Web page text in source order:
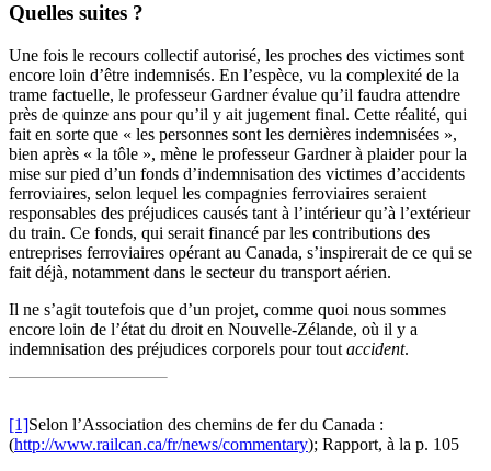
Quelles suites ?
Une fois le recours collectif autorisé, les proches des victimes sont
encore loin d’être indemnisés. En l’espèce, vu la complexité de la
trame factuelle, le professeur Gardner évalue qu’il faudra attendre
près de quinze ans pour qu’il y ait jugement final. Cette réalité, qui
fait en sorte que « les personnes sont les dernières indemnisées »,
bien après « la tôle », mène le professeur Gardner à plaider pour la
mise sur pied d’un fonds d’indemnisation des victimes d’accidents
ferroviaires, selon lequel les compagnies ferroviaires seraient
responsables des préjudices causés tant à l’intérieur qu’à l’extérieur
du train. Ce fonds, qui serait financé par les contributions des
entreprises ferroviaires opérant au Canada, s’inspirerait de ce qui se
fait déjà, notamment dans le secteur du transport aérien.
Il ne s’agit toutefois que d’un projet, comme quoi nous sommes
encore loin de l’état du droit en Nouvelle-Zélande, où il y a
indemnisation des préjudices corporels pour tout accident.
[1]Selon l’Association des chemins de fer du Canada :
(http://www.railcan.ca/fr/news/commentary); Rapport, à la p. 105